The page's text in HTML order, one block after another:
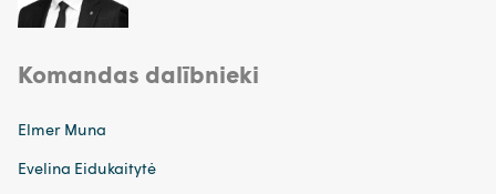
Komandas dalībnieki
Elmer Muna
Evelina Eidukaitytė